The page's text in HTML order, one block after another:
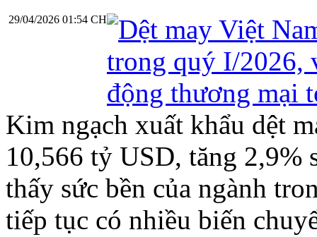
29/04/2026 01:54 CH
Kim ngạch xuất khẩu dệt
10,566 tỷ USD, tăng 2,9%
thấy sức bền của ngành
tiếp tục có nhiều biến